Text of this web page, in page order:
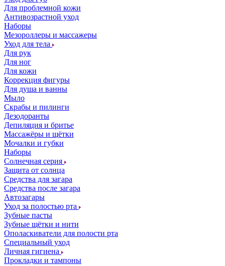
Для проблемной кожи
Антивозрастной уход
Наборы
Мезороллеры и массажеры
Уход для тела
Для рук
Для ног
Для кожи
Коррекция фигуры
Для душа и ванны
Мыло
Скрабы и пилинги
Дезодоранты
Депиляция и бритье
Массажёры и щётки
Мочалки и губки
Наборы
Солнечная серия
Защита от солнца
Средства для загара
Средства после загара
Автозагары
Уход за полостью рта
Зубные пасты
Зубные щётки и нити
Ополаскиватели для полости рта
Специальный уход
Личная гигиена
Прокладки и тампоны